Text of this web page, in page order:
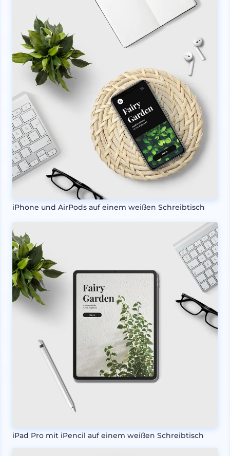
iPhone und AirPods auf einem weißen Schreibtisch
iPad Pro mit iPencil auf einem weißen Schreibtisch